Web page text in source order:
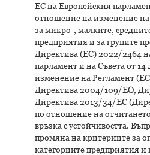
ЕС на Европейския
отношение на изменение на
за микро-, малките,
предприятия и за групите
Директива (ЕС) 2022/2464
парламент и на Съвета от 14
изменение на Регламент
Директива 2004/109/ЕО,
Директива 2013/34/ЕС
по отношение на
връзка с устойчивостта.
промяна на критериите за
категориите предприятия и